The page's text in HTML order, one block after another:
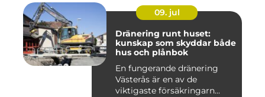
09. jul
Dränering runt huset:
kunskap som skyddar både
hus och plånbok
En fungerande dränering
Västerås är en av de
viktigaste försäkringarn...